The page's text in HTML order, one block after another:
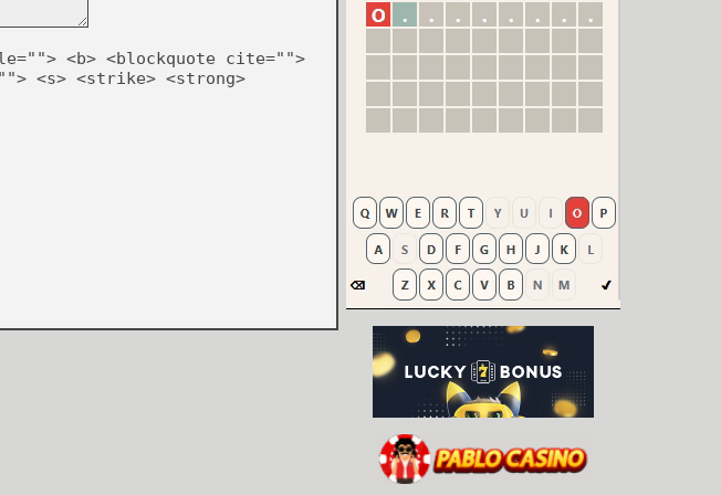
<b> <blockquote cite="">
<s> <strike> <strong>